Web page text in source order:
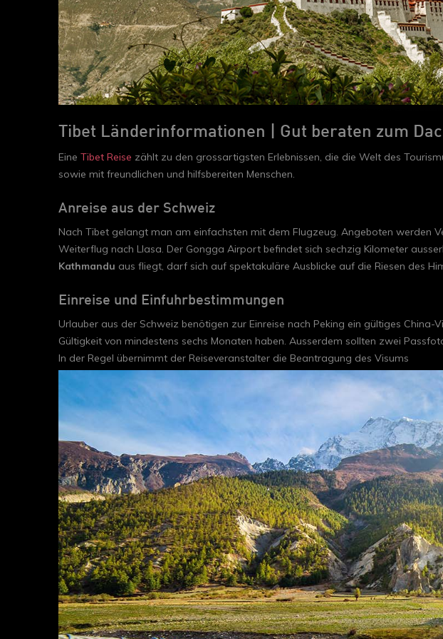
Tibet Länderinformationen | Gut beraten zum
Eine Tibet Reise zählt zu den grossartigsten Erlebnissen, die die Welt des
sowie mit freundlichen und hilfsbereiten Menschen.
Anreise aus der Schweiz
Nach Tibet gelangt man am einfachsten mit dem Flugzeug. Angeboten werden
Weiterflug nach Llasa. Der Gongga Airport befindet sich sechzig Kilometer
Kathmandu aus fliegt, darf sich auf spektakuläre Ausblicke auf die Riesen des
Einreise und Einfuhrbestimmungen
Urlauber aus der Schweiz benötigen zur Einreise nach Peking ein gültiges
Gültigkeit von mindestens sechs Monaten haben. Ausserdem sollten zwei
In der Regel übernimmt der Reiseveranstalter die Beantragung des Visums